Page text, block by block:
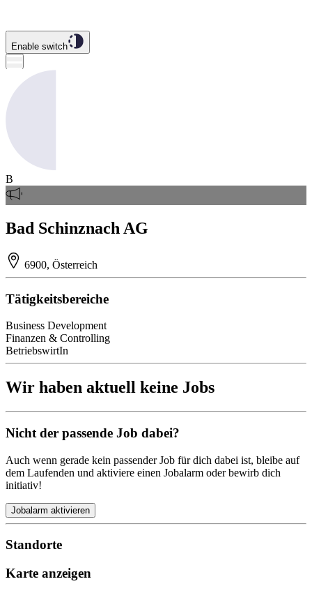
Enable switch
B
Bad Schinznach AG
6900, Österreich
Tätigkeitsbereiche
Business Development
Finanzen & Controlling
BetriebswirtIn
Wir haben aktuell keine Jobs
Nicht der passende Job dabei?
Auch wenn gerade kein passender Job für dich dabei ist, bleibe auf
dem Laufenden und aktiviere einen Jobalarm oder bewirb dich
initiativ!
Jobalarm aktivieren
Standorte
Karte anzeigen